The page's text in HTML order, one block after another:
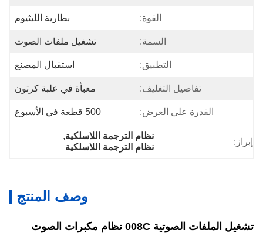
القوة: بطارية الليثيوم
السمة: تشغيل ملفات الصوت
التطبيق: استقبال المصنع
تفاصيل التغليف: معبأة في علبة كرتون
القدرة على العرض: 500 قطعة في الأسبوع
إبراز:
نظام الترجمة اللاسلكية,
نظام الترجمة اللاسلكية
وصف المنتج
تشغيل الملفات الصوتية 008C نظام مكبرات الصوت